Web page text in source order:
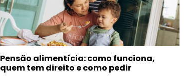
Pensão alimentícia: como funciona,
quem tem direito e como pedir